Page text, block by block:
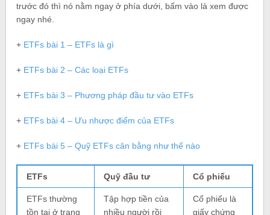
trước đó thì nó nằm ngay ở phía dưới, bấm vào là xem được
ngay nhé.
+ ETFs bài 1 – ETFs là gì
+ ETFs bài 2 – Các loại ETFs
+ ETFs bài 3 – Phương pháp đầu tư vào ETFs
+ ETFs bài 4 – Ưu nhược điểm của ETFs
+ ETFs bài 5 – Quỹ ETFs cân bằng như thế nào
ETFs Quỹ đầu tư Cổ phiếu
ETFs thường
tồn tại ở trạng
Tập hợp tiền của
nhiều người rồi
Cổ phiếu là
giấy chứng